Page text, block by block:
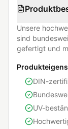
Unsere
sind
gefertigt und
DIN-
UV-